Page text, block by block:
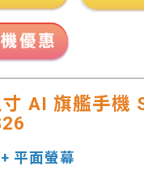
AI 旗艦手機
平面螢幕